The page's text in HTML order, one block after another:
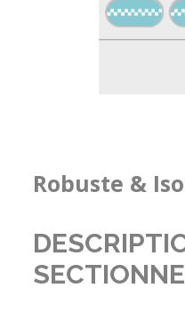
Robuste &